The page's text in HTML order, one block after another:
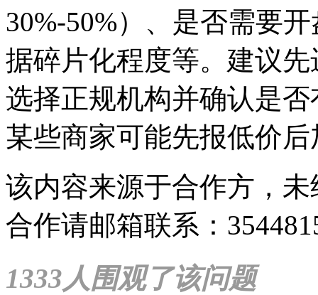
30%-50%）、是否需要
据碎片化程度等。建议
选择正规机构并确认是
某些商家可能先报低价后
该内容来源于合作方，
合作请邮箱联系：
1333人围观了该问题